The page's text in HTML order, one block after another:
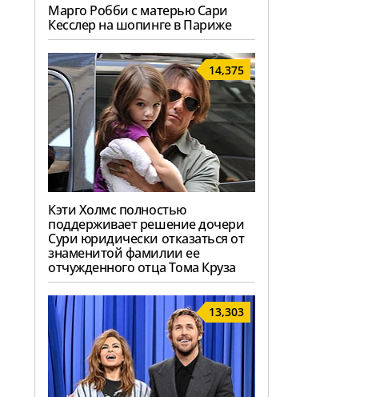
Марго Робби с матерью Сари
Кесслер на шопинге в Париже
14,375
Кэти Холмс полностью
поддерживает решение дочери
Сури юридически отказаться от
знаменитой фамилии ее
отчужденного отца Тома Круза
13,303